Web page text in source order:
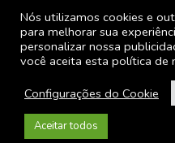
Nós utilizamos cookies e
para melhorar sua
personalizar nossa
você aceita esta política de
Configurações do Cookie
Aceitar todos